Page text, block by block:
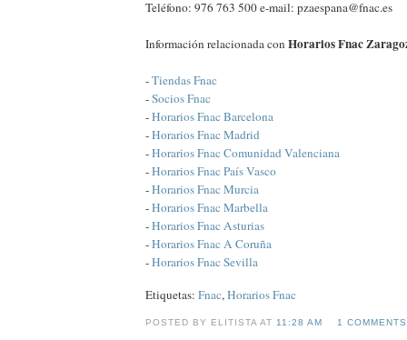
Teléfono: 976 763 500 e-mail: pzaespana@fnac.es
Información relacionada con Horarios Fnac
-Tiendas Fnac
-Socios Fnac
-Horarios Fnac Barcelona
-Horarios Fnac Madrid
-Horarios Fnac Comunidad Valenciana
-Horarios Fnac País Vasco
-Horarios Fnac Murcia
-Horarios Fnac Marbella
-Horarios Fnac Asturias
-Horarios Fnac A Coruña
-Horarios Fnac Sevilla
Etiquetas: Fnac,Horarios Fnac
POSTED BY ELITISTA AT 11:28 AM 1 COMMENTS